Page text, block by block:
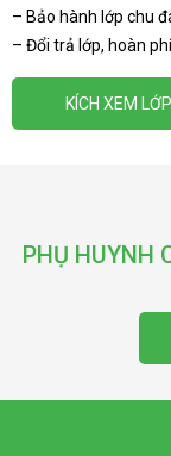
– Bảo hành lớp chu
– Đổi trả lớp, hoàn
KÍCH XEM LỚP
PHỤ HUYNH